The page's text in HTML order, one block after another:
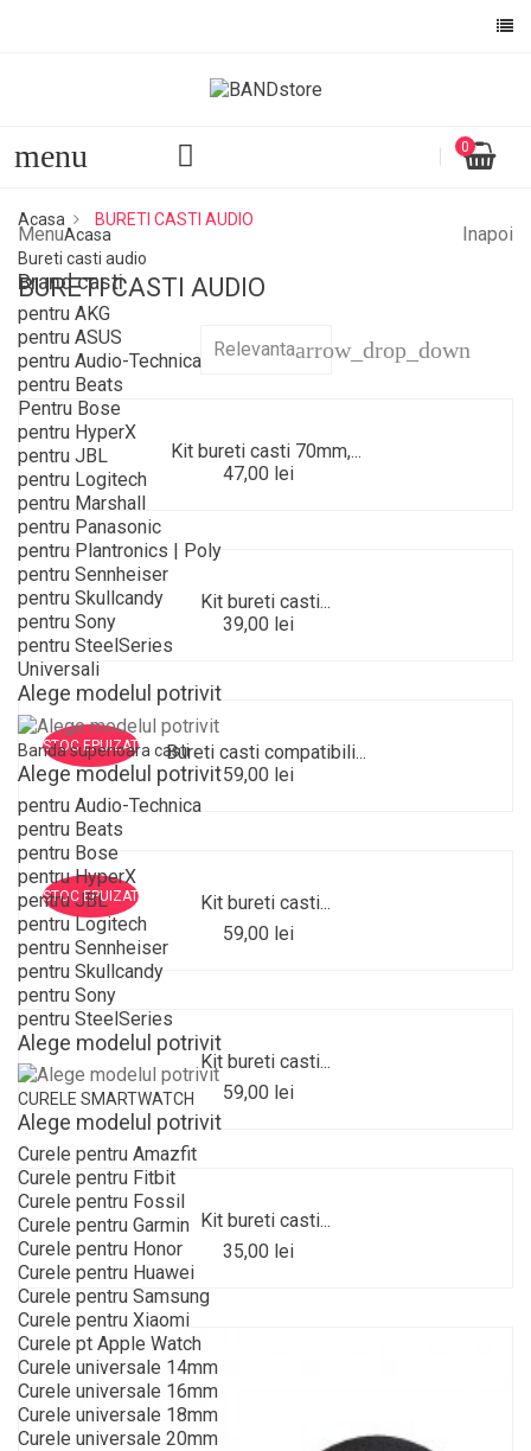
menu 0
Menu Inapoi
Acasa
Bureti casti audio
Brand casti
pentru AKG
pentru ASUS
pentru Audio-Technica
pentru Beats
Pentru Bose
pentru HyperX
pentru JBL
pentru Logitech
pentru Marshall
pentru Panasonic
pentru Plantronics | Poly
pentru Sennheiser
pentru Skullcandy
pentru Sony
pentru SteelSeries
Universali
Alege modelul potrivit
Banda superioara casti
Alege modelul potrivit
pentru Audio-Technica
pentru Beats
pentru Bose
pentru HyperX
pentru JBL
pentru Logitech
pentru Sennheiser
pentru Skullcandy
pentru Sony
pentru SteelSeries
Alege modelul potrivit
CURELE SMARTWATCH
Alege modelul potrivit
Curele pentru Amazfit
Curele pentru Fitbit
Curele pentru Fossil
Curele pentru Garmin
Curele pentru Honor
Curele pentru Huawei
Curele pentru Samsung
Curele pentru Xiaomi
Curele pt Apple Watch
Curele universale 14mm
Curele universale 16mm
Curele universale 18mm
Curele universale 20mm
Acasa BURETI CASTI AUDIO
BURETI CASTI AUDIO
Relevantaarrow_drop_down
Kit bureti casti 70mm,...
47,00 lei
Kit bureti casti...
39,00 lei
Bureti casti compatibili...
59,00 lei
STOC EPUIZAT
Kit bureti casti...
59,00 lei
STOC EPUIZAT
Kit bureti casti...
59,00 lei
Kit bureti casti...
35,00 lei